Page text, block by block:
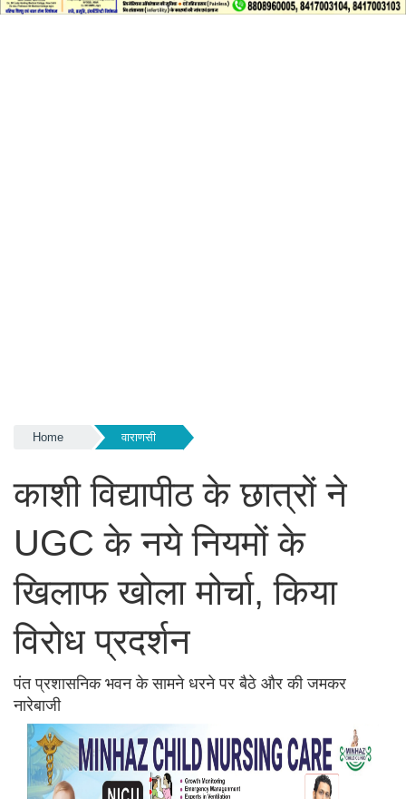
Home वाराणसी
काशी विद्यापीठ के छात्रों ने
UGC के नये नियमों के
खिलाफ खोला मोर्चा, किया
विरोध प्रदर्शन
पंत प्रशासनिक भवन के सामने धरने पर बैठे और की जमकर
नारेबाजी